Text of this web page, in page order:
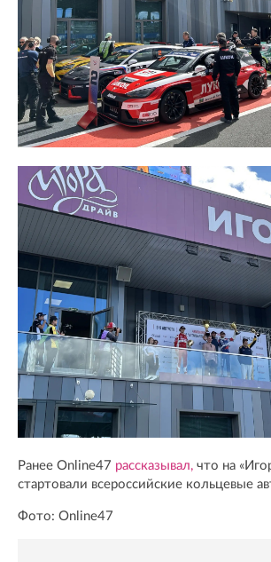
Ранее Online47 рассказывал, что на
стартовали всероссийские кольцевые
Фото: Online47